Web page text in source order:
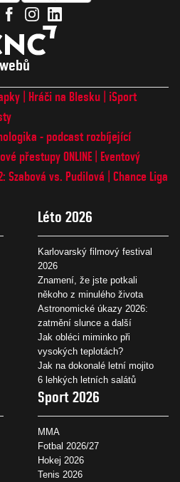
Hráči na Blesku
iSport
- podcast rozbíjející
přestupy ONLINE
Eventový
Szabová vs. Pudilová
Chance Liga
Léto 2026
Karlovarský filmový festival
2026
Znamení, že jste potkali
někoho z minulého života
Astronomické úkazy 2026:
zatmění slunce a další
Jak obléci miminko při
vysokých teplotách?
Jak na dokonalé letní mojito
6 lehkých letních salátů
Sport 2026
MMA
Fotbal 2026/27
Hokej 2026
Tenis 2026